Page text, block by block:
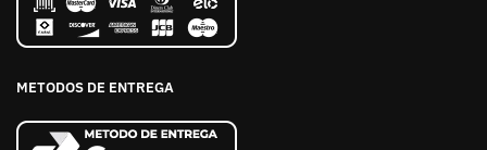
METODOS DE ENTREGA